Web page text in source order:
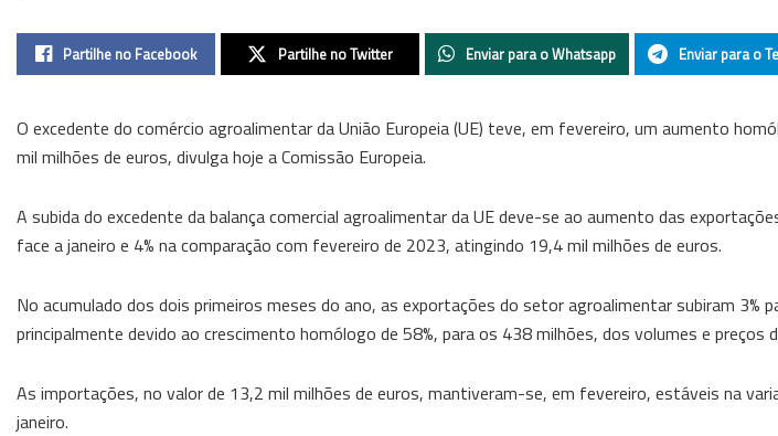
Partilhe no Facebook Partilhe no Twitter Enviar para o Whatsapp Enviar para o
O excedente do comércio agroalimentar da União Europeia (UE) teve, em fevereiro, um aumento
mil milhões de euros, divulga hoje a Comissão Europeia.
A subida do excedente da balança comercial agroalimentar da UE deve-se ao aumento das
face a janeiro e 4% na comparação com fevereiro de 2023, atingindo 19,4 mil milhões de euros.
No acumulado dos dois primeiros meses do ano, as exportações do setor agroalimentar subiram 3%
principalmente devido ao crescimento homólogo de 58%, para os 438 milhões, dos volumes e
As importações, no valor de 13,2 mil milhões de euros, mantiveram-se, em fevereiro, estáveis na
janeiro.